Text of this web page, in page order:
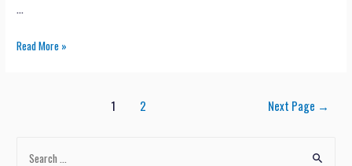
…
Read More »
1 2 Next Page →